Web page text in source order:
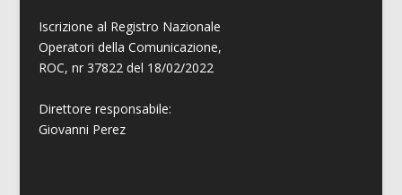
Iscrizione al Registro Nazionale
Operatori della Comunicazione,
ROC, nr 37822 del 18/02/2022
Direttore responsabile:
Giovanni Perez